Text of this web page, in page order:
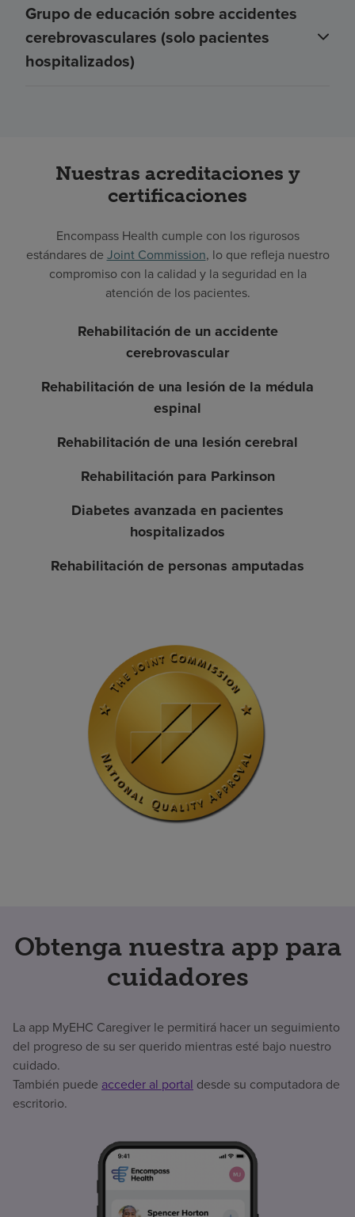
Grupo de educación sobre accidentes
cerebrovasculares (solo pacientes
hospitalizados)
Nuestras acreditaciones y
certificaciones
Encompass Health cumple con los rigurosos
estándares de Joint Commission, lo que refleja nuestro
compromiso con la calidad y la seguridad en la
atención de los pacientes.
Rehabilitación de un accidente
cerebrovascular
Rehabilitación de una lesión de la médula
espinal
Rehabilitación de una lesión cerebral
Rehabilitación para Parkinson
Diabetes avanzada en pacientes
hospitalizados
Rehabilitación de personas amputadas
Obtenga nuestra app para
cuidadores
La app MyEHC Caregiver le permitirá hacer un seguimiento
del progreso de su ser querido mientras esté bajo nuestro
cuidado.
También puede acceder al portal desde su computadora de
escritorio.